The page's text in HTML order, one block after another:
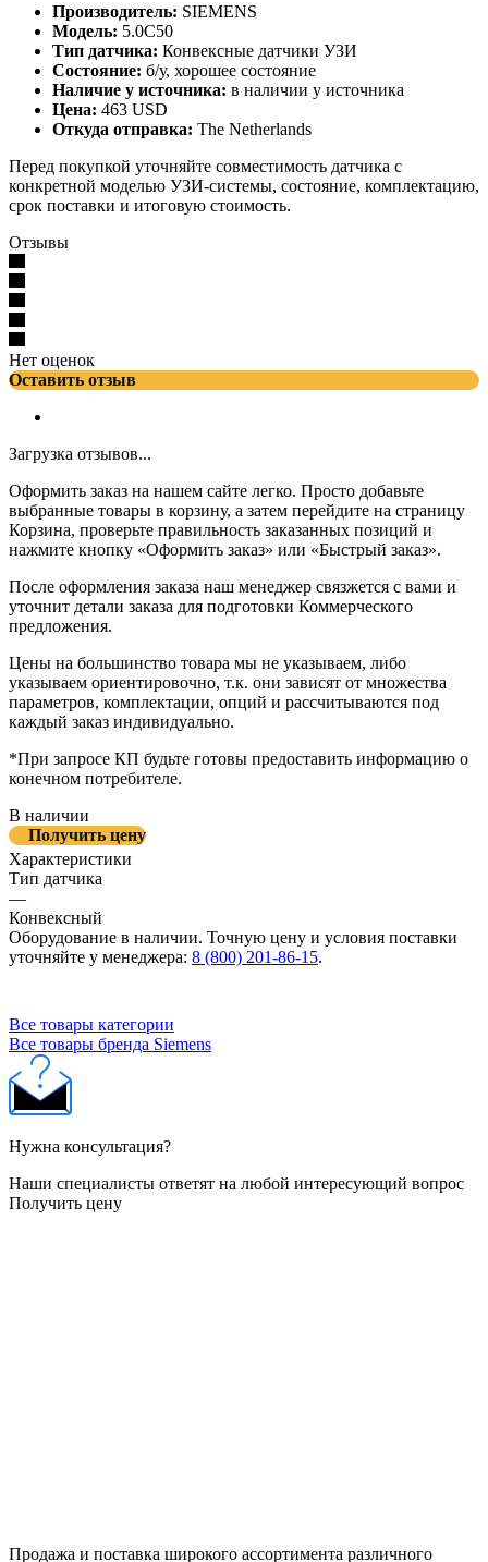
Производитель: SIEMENS
Модель: 5.0C50
Тип датчика: Конвексные датчики УЗИ
Состояние: б/у, хорошее состояние
Наличие у источника: в наличии у источника
Цена: 463 USD
Откуда отправка: The Netherlands
Перед покупкой уточняйте совместимость датчика с
конкретной моделью УЗИ-системы, состояние, комплектацию,
срок поставки и итоговую стоимость.
Отзывы
Нет оценок
Оставить отзыв
Загрузка отзывов...
Оформить заказ на нашем сайте легко. Просто добавьте
выбранные товары в корзину, а затем перейдите на страницу
Корзина, проверьте правильность заказанных позиций и
нажмите кнопку «Оформить заказ» или «Быстрый заказ».
После оформления заказа наш менеджер связжется с вами и
уточнит детали заказа для подготовки Коммерческого
предложения.
Цены на большинство товара мы не указываем, либо
указываем ориентировочно, т.к. они зависят от множества
параметров, комплектации, опций и рассчитываются под
каждый заказ индивидуально.
*При запросе КП будьте готовы предоставить информацию о
конечном потребителе.
В наличии
Получить цену
Характеристики
Тип датчика
—
Конвексный
Оборудование в наличии. Точную цену и условия поставки
уточняйте у менеджера: 8 (800) 201-86-15.
Все товары категории
Все товары бренда Siemens
Нужна консультация?
Наши специалисты ответят на любой интересующий вопрос
Получить цену
Продажа и поставка широкого ассортимента различного